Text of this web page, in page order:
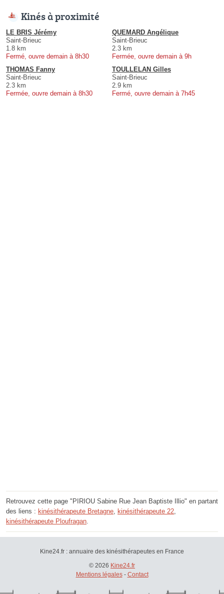
Kinés à proximité
LE BRIS Jérémy
Saint-Brieuc
1.8 km
Fermé, ouvre demain à 8h30
QUEMARD Angélique
Saint-Brieuc
2.3 km
Fermée, ouvre demain à 9h
THOMAS Fanny
Saint-Brieuc
2.3 km
Fermée, ouvre demain à 8h30
TOULLELAN Gilles
Saint-Brieuc
2.9 km
Fermé, ouvre demain à 7h45
Retrouvez cette page "PIRIOU Sabine Rue Jean Baptiste Illio" en partant
des liens : kinésithérapeute Bretagne, kinésithérapeute 22,
kinésithérapeute Ploufragan.
Kine24.fr : annuaire des kinésithérapeutes en France
© 2026 Kine24.fr
Mentions légales- Contact